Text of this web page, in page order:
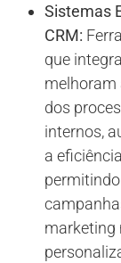
Sistemas
CRM:
que
melhoram
dos
internos,
a
permitindo
marketing